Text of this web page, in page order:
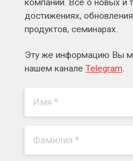
компании. Все о новых и
достижениях,
продуктов, семинарах.
Эту же информацию Вы
нашем канале Telegram.